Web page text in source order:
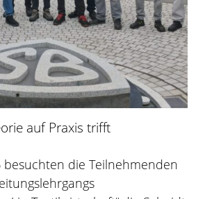
auf Praxis trifft
besuchten die Teilnehmenden